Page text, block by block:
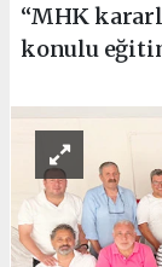
“MHK
konulu